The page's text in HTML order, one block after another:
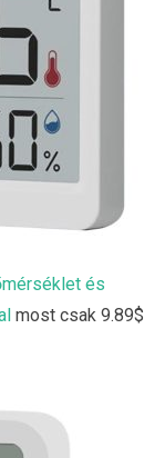
és
most csak 9.89$